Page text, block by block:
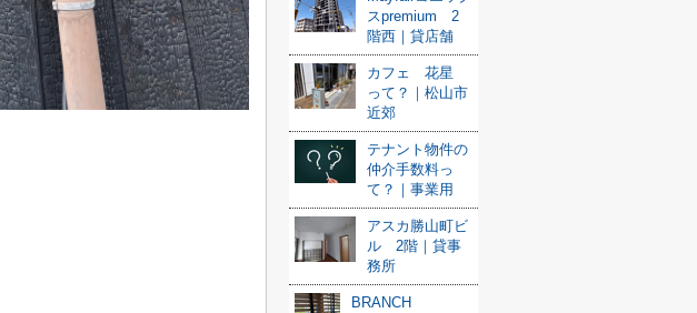
スpremium 2
階西｜貸店舗
カフェ 花星
って？｜松山市
近郊
テナント物件の
仲介手数料っ
て？｜事業用
アスカ勝山町ビ
ル 2階｜貸事
務所
BRANCH